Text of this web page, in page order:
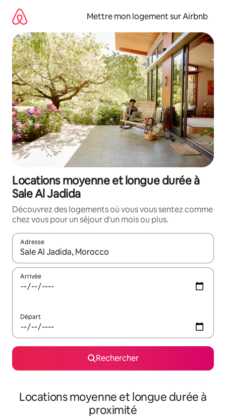
directement
contenu
Mettre mon logement sur Airbnb
Locations moyenne et longue durée à
Sale Al Jadida
Découvrez des logements où vous vous sentez comme
chez vous pour un séjour d'un mois ou plus.
Adresse
Lorsque les résultats s'affichent, utilisez les flèches vers le
Arrivée
Départ
Rechercher
Locations moyenne et longue durée à
proximité